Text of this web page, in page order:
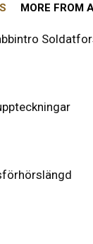
MORE FROM